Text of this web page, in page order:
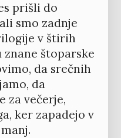
prišli do
smo zadnje
v štirih
znane štoparske
da srečnih
da
za večerje,
ker zapadejo v